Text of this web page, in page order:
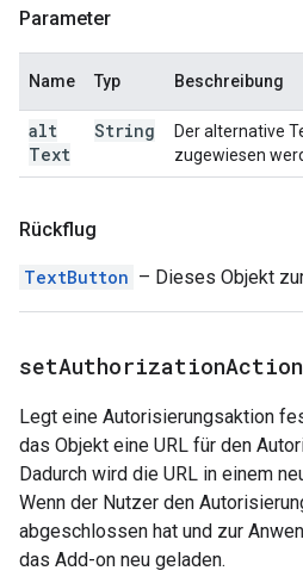
Parameter
Name Typ Beschreibung
alt
Text
String
Der alternative
zugewiesen
Rückflug
TextButton – Dieses Objekt
Legt eine Autorisierungsaktion
das Objekt eine URL für den
Dadurch wird die URL in einem
Wenn der Nutzer den
abgeschlossen hat und zur
das Add-on neu geladen.